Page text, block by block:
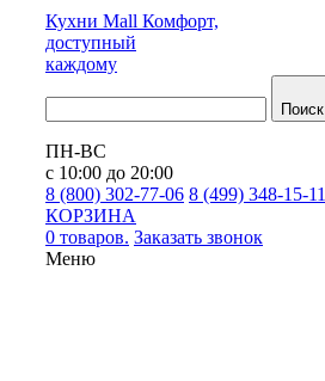
Кухни Mall Комфорт,
доступный
каждому
Поиск
ПН-ВС
с 10:00 до 20:00
8 (800) 302-77-06 8 (499) 348-15-11
КОРЗИНА
0 товаров. Заказать звонок
Меню